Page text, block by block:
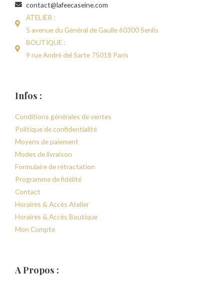
contact@lafeecaseine.com
ATELIER :
5 avenue du Général de Gaulle 60300 Senlis
BOUTIQUE :
9 rue André del Sarte 75018 Paris
Infos :
Conditions générales de ventes
Politique de confidentialité
Moyens de paiement
Modes de livraison
Formulaire de rétractation
Programme de fidélité
Contact
Horaires & Accès Atelier
Horaires & Accès Boutique
Mon Compte
A Propos :